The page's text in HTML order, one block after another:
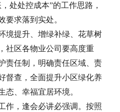
处处控成本”的工作思路，
要求落到实处。
境提升、增绿补绿、花草树
社区各物业公司要高度重
责任制，明确责任区域、责
督查，全面提升小区绿化养
态、幸福宜居环境。
作，逢会必讲必强调。按照